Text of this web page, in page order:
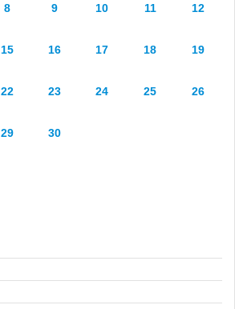
8 9 10 11 12
15 16 17 18 19
22 23 24 25 26
29 30